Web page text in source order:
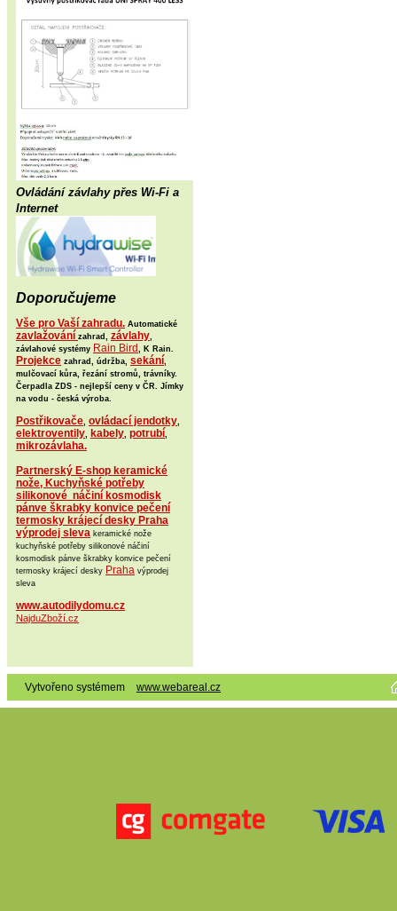
Ovládání závlahy přes Wi-Fi a
Internet
Doporučujeme
Vše pro Vaší zahradu. Automatické
zavlažování zahrad, závlahy,
závlahové systémy Rain Bird , K Rain.
Projekce zahrad, údržba, sekání,
mulčovací kůra, řezání stromů, trávníky.
Čerpadla ZDS - nejlepší ceny v ČR. Jímky
na vodu - česká výroba.
Postřikovače, ovládací jendotky,
elektroventily, kabely, potrubí,
mikrozávlaha.
Partnerský E-shop keramické
nože, Kuchyňské potřeby
silikonové náčiní kosmodisk
pánve škrabky konvice pečení
termosky krájecí desky Praha
výprodej sleva keramické nože
kuchyňské potřeby silikonové náčiní
kosmodisk pánve škrabky konvice pečení
termosky krájecí desky Praha výprodej
sleva
www.autodilydomu.cz
NajduZboží.cz
Vytvořeno systémem www.webareal.cz